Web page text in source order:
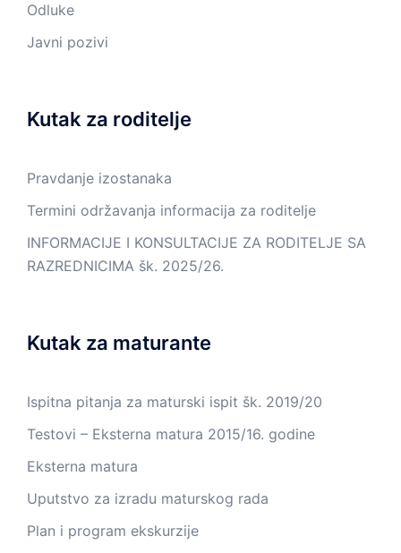
Odluke
Javni pozivi
Kutak za roditelje
Pravdanje izostanaka
Termini održavanja informacija za roditelje
INFORMACIJE I KONSULTACIJE ZA RODITELJE SA
RAZREDNICIMA šk. 2025/26.
Kutak za maturante
Ispitna pitanja za maturski ispit šk. 2019/20
Testovi – Eksterna matura 2015/16. godine
Eksterna matura
Uputstvo za izradu maturskog rada
Plan i program ekskurzije